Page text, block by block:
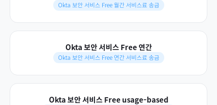
Okta 보안 서비스 Free 월간 서비스료 송금
Okta 보안 서비스 Free 연간
Okta 보안 서비스 Free 연간 서비스료 송금
Okta 보안 서비스 Free usage-based